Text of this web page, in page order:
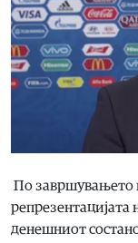
По завршувањето
репрезентацијата
денешниот